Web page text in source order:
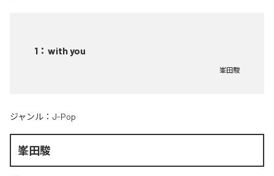
1 ： with you
峯田駿
ジャンル： J-Pop
峯田駿